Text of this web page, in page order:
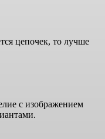
цепочек, то лучше
с изображением